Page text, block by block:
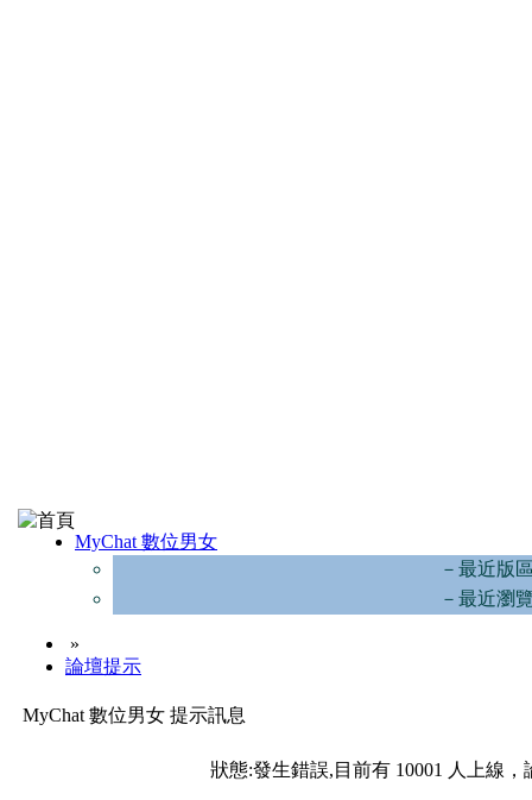
MyChat 數位男女
－最近版
－最近瀏
»
論壇提示
MyChat 數位男女 提示訊息
狀態:發生錯誤,目前有 10001 人上線